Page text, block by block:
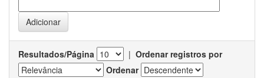
Resultados/Página | Ordenar registros por
Ordenar